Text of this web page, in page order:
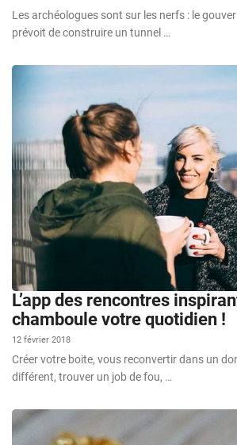
Les archéologues sont sur les nerfs : le
prévoit de construire un tunnel …
L’app des rencontres
chamboule votre quotidien !
12 février 2018
Créer votre boite, vous reconvertir dans un
différent, trouver un job de fou, …